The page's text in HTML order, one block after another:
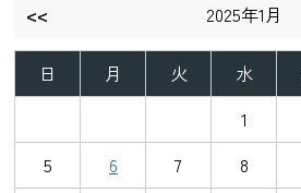
<< 2025年1月
日 月 火 水
1
5
6 7 8